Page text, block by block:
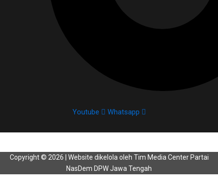
Youtube Whatsapp
Copyright © 2026 | Website dikelola oleh Tim Media Center Partai
NasDem DPW Jawa Tengah